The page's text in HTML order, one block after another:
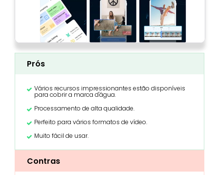
Prós
Vários recursos impressionantes estão disponíveis
para cobrir a marca d'água.
Processamento de alta qualidade.
Perfeito para vários formatos de vídeo.
Muito fácil de usar.
Contras